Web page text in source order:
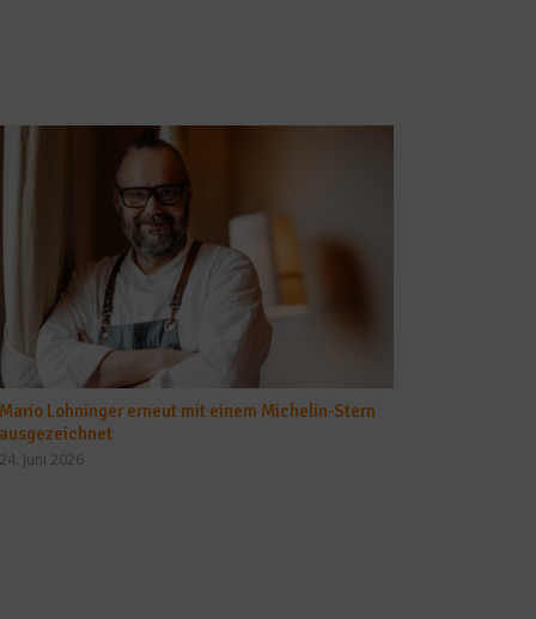
Mario Lohninger erneut mit einem Michelin-Stern
ausgezeichnet
24. Juni 2026